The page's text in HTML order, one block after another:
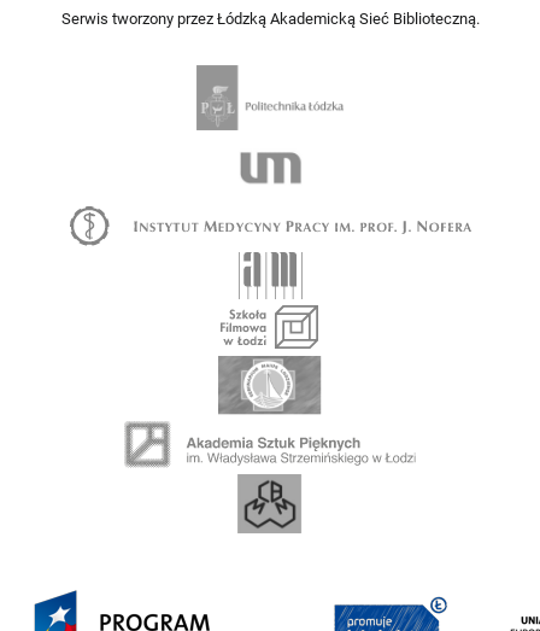
Serwis tworzony przez Łódzką Akademicką Sieć Biblioteczną.